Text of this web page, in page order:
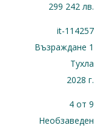
299 242 лв.
it-114257
Възраждане 1
Тухла
2028 г.
4 от 9
Необзаведен